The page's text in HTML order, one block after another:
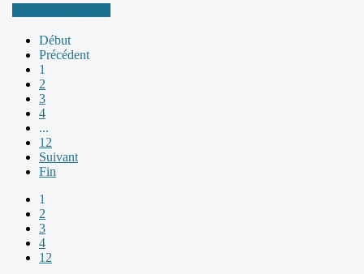
Début
Précédent
1
2
3
4
...
12
Suivant
Fin
1
2
3
4
12